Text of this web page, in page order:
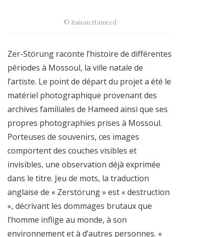
© Raisan Hameed
Zer-Störung raconte l’histoire de différentes
périodes à Mossoul, la ville natale de
l’artiste. Le point de départ du projet a été le
matériel photographique provenant des
archives familiales de Hameed ainsi que ses
propres photographies prises à Mossoul.
Porteuses de souvenirs, ces images
comportent des couches visibles et
invisibles, une observation déjà exprimée
dans le titre. Jeu de mots, la traduction
anglaise de « Zerstörung » est « destruction
», décrivant les dommages brutaux que
l’homme inflige au monde, à son
environnement et à d’autres personnes. «